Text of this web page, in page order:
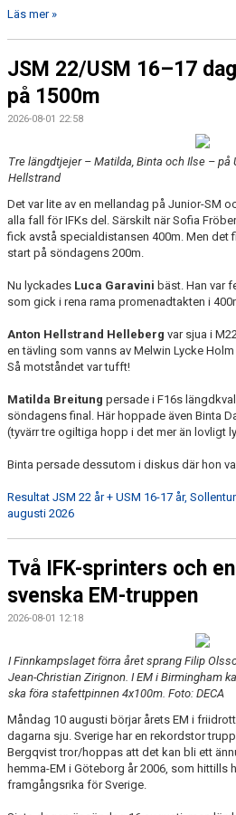
Läs mer »
JSM 22/USM 16–17
på 1500m
2026-08-01 22:58
Tre längdtjejer – Matilda, Binta och Ilse – på
Hellstrand
Det var lite av en mellandag på Junior-SM
alla fall för IFKs del. Särskilt när Sofia
fick avstå specialdistansen 400m. Men det
start på söndagens 200m.
Nu lyckades Luca Garavini bäst. Han var
som gick i rena rama promenadtakten i
Anton Hellstrand Helleberg var sjua i
en tävling som vanns av Melwin Lycke
Så motståndet var tufft!
Matilda Breitung persade i F16s
söndagens final. Här hoppade även Binta
(tyvärr tre ogiltiga hopp i det mer än lovligt
Binta persade dessutom i diskus där hon
Resultat JSM 22 år + USM 16-17 år,
augusti 2026
Två IFK-sprinters och
svenska EM-truppen
2026-08-01 12:18
I Finnkampslaget förra året sprang Filip
Jean-Christian Zirignon. I EM i Birmingham
ska föra stafettpinnen 4x100m. Foto: DECA
Måndag 10 augusti börjar årets EM i
dagarna sju. Sverige har en rekordstor
Bergqvist tror/hoppas att det kan bli ett
hemma-EM i Göteborg år 2006, som hittills
framgångsrika för Sverige.